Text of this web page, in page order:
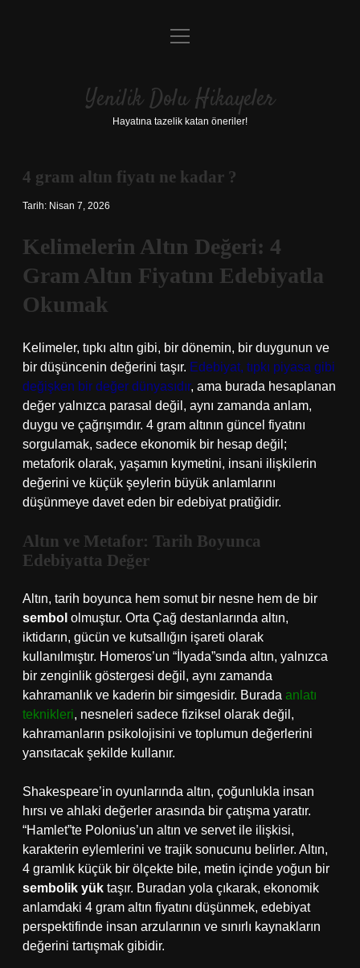
Anasayfa
Yasal Uyarı
menüyü
Yenilik Dolu Hikayeler
Hayatına tazelik katan öneriler!
4 gram altın fiyatı ne kadar ?
Tarih: Nisan 7, 2026
Kelimelerin Altın Değeri: 4
Gram Altın Fiyatını Edebiyatla
Okumak
Kelimeler, tıpkı altın gibi, bir dönemin, bir duygunun ve
bir düşüncenin değerini taşır. Edebiyat, tıpkı piyasa gibi
değişken bir değer dünyasıdır, ama burada hesaplanan
değer yalnızca parasal değil, aynı zamanda anlam,
duygu ve çağrışımdır. 4 gram altının güncel fiyatını
sorgulamak, sadece ekonomik bir hesap değil;
metaforik olarak, yaşamın kıymetini, insani ilişkilerin
değerini ve küçük şeylerin büyük anlamlarını
düşünmeye davet eden bir edebiyat pratiğidir.
Altın ve Metafor: Tarih Boyunca
Edebiyatta Değer
Altın, tarih boyunca hem somut bir nesne hem de bir
sembol olmuştur. Orta Çağ destanlarında altın,
iktidarın, gücün ve kutsallığın işareti olarak
kullanılmıştır. Homeros’un “İlyada”sında altın, yalnızca
bir zenginlik göstergesi değil, aynı zamanda
kahramanlık ve kaderin bir simgesidir. Burada anlatı
teknikleri, nesneleri sadece fiziksel olarak değil,
kahramanların psikolojisini ve toplumun değerlerini
yansıtacak şekilde kullanır.
Shakespeare’in oyunlarında altın, çoğunlukla insan
hırsı ve ahlaki değerler arasında bir çatışma yaratır.
“Hamlet”te Polonius’un altın ve servet ile ilişkisi,
karakterin eylemlerini ve trajik sonucunu belirler. Altın,
4 gramlık küçük bir ölçekte bile, metin içinde yoğun bir
sembolik yük taşır. Buradan yola çıkarak, ekonomik
anlamdaki 4 gram altın fiyatını düşünmek, edebiyat
perspektifinde insan arzularının ve sınırlı kaynakların
değerini tartışmak gibidir.